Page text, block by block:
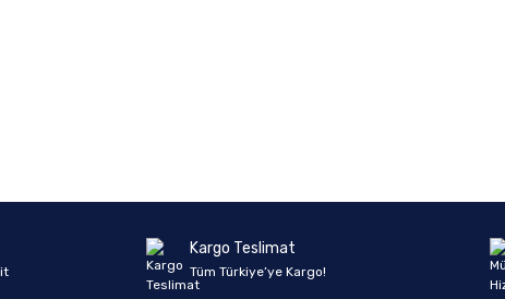
Kargo Teslimat
Tüm Türkiye’ye Kargo!